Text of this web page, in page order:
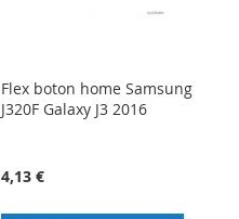
Flex boton home Samsung
J320F Galaxy J3 2016
4,13 €